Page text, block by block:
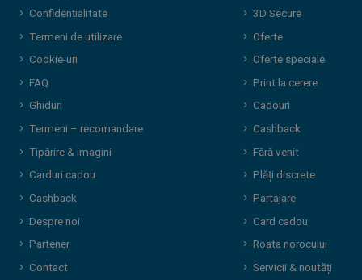
Confidențialitate
Termeni de utilizare
Cookie-uri
FAQ
Ghiduri
Termeni – recomandare
Tipărire & imagini
Carduri cadou
Cashback
Despre noi
Partener
Contact
3D Secure
Oferte
Oferte speciale
Print la cerere
Cadouri
Cashback
Fără venit
Plăți discrete
Partajare
Card cadou
Roata norocului
Servicii & noutăți